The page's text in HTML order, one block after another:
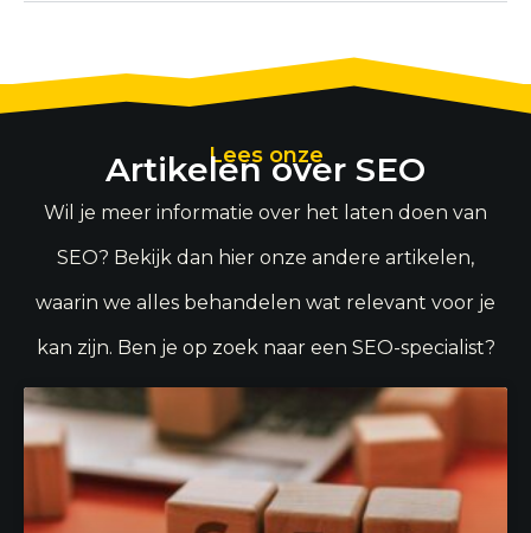
Lees onze
Artikelen over SEO
Wil je meer informatie over het laten doen van
SEO? Bekijk dan hier onze andere artikelen,
waarin we alles behandelen wat relevant voor je
kan zijn. Ben je op zoek naar een SEO-specialist?